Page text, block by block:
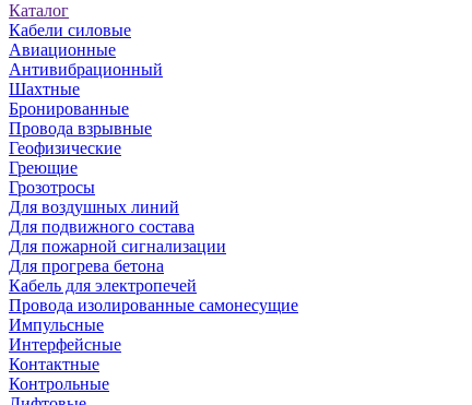
Каталог
Кабели силовые
Авиационные
Антивибрационный
Шахтные
Бронированные
Провода взрывные
Геофизические
Греющие
Грозотросы
Для воздушных линий
Для подвижного состава
Для пожарной сигнализации
Для прогрева бетона
Кабель для электропечей
Провода изолированные самонесущие
Импульсные
Интерфейсные
Контактные
Контрольные